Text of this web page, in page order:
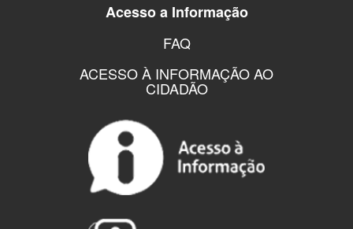
Acesso a Informação
FAQ
ACESSO À INFORMAÇÃO AO
CIDADÃO